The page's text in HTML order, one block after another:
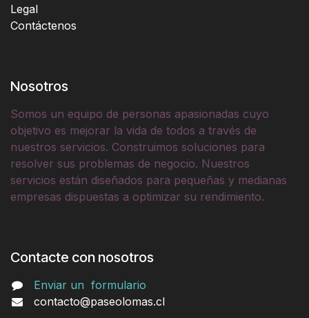
Legal
Contáctenos
Nosotros
Somos un equipo de personas apasionadas cuyo
objetivo es mejorar la vida de todos a través de
nuestros servicios. Construimos soluciones para
resolver sus problemas de negocio. Nuestros
servicios están diseñados para pequeñas y medianas
empresas dispuestas a optimizar su rendimiento.
Contacte con nosotros
Enviar un formulario
contacto@paseolomas.cl